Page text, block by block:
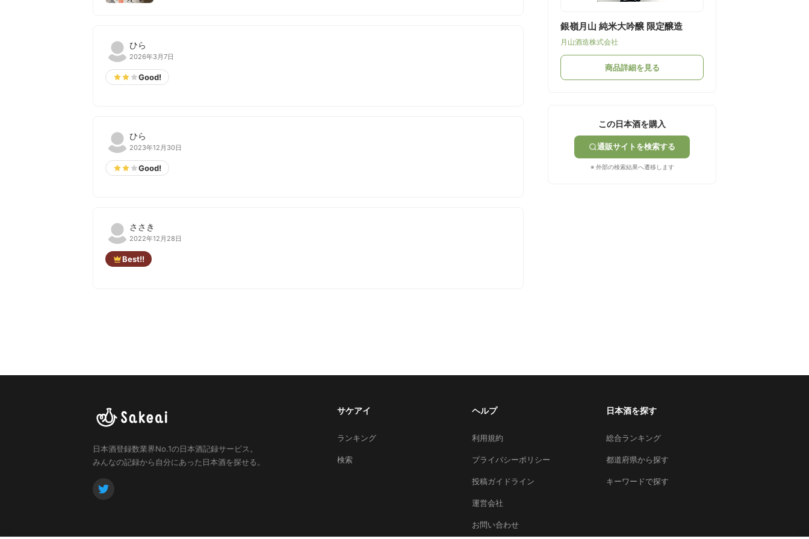
ひら
2026年3月7日
Good!
ひら
2023年12月30日
Good!
ささき
2022年12月28日
Best!!
銀嶺月山 純米大吟醸 限定醸造
月山酒造株式会社
商品詳細を見る
この日本酒を購入
通販サイトを検索する
※ 外部の検索結果へ遷移します
日本酒登録数業界No.1の日本酒記録サービス。
みんなの記録から自分にあった日本酒を探せる。
サケアイ
ランキング
検索
ヘルプ
利用規約
プライバシーポリシー
投稿ガイドライン
運営会社
お問い合わせ
日本酒を探す
総合ランキング
都道府県から探す
キーワードで探す